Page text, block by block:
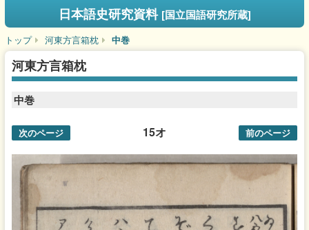
日本語史研究資料 [国立国語研究所蔵]
トップ 河東方言箱枕 中巻
河東方言箱枕
中巻
15オ
次のページ 前のページ